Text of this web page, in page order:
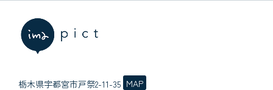
栃木県宇都宮市戸祭2-11-35 MAP